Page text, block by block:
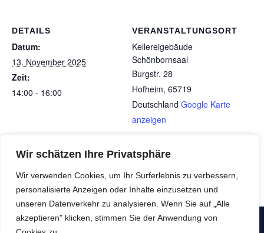
Wir schätzen Ihre Privatsphäre
Wir verwenden Cookies, um Ihr Surferlebnis zu verbessern,
personalisierte Anzeigen oder Inhalte einzusetzen und
unseren Datenverkehr zu analysieren. Wenn Sie auf „Alle
akzeptieren" klicken, stimmen Sie der Anwendung von
DETAILS
Datum:
13. November 2025
Zeit:
14:00 - 16:00
VERANSTALTUNGSORT
Kellereigebäude
Schönbornsaal
Burgstr. 28
Hofheim, 65719
Deutschland Google Karte
anzeigen
Geselligkeit: Marxheimer Cafétreff
Vortrag: Hygiene und ihre
Copyright © SeniorenNachbarschaftsHilfe e.V. - Alle Rechte